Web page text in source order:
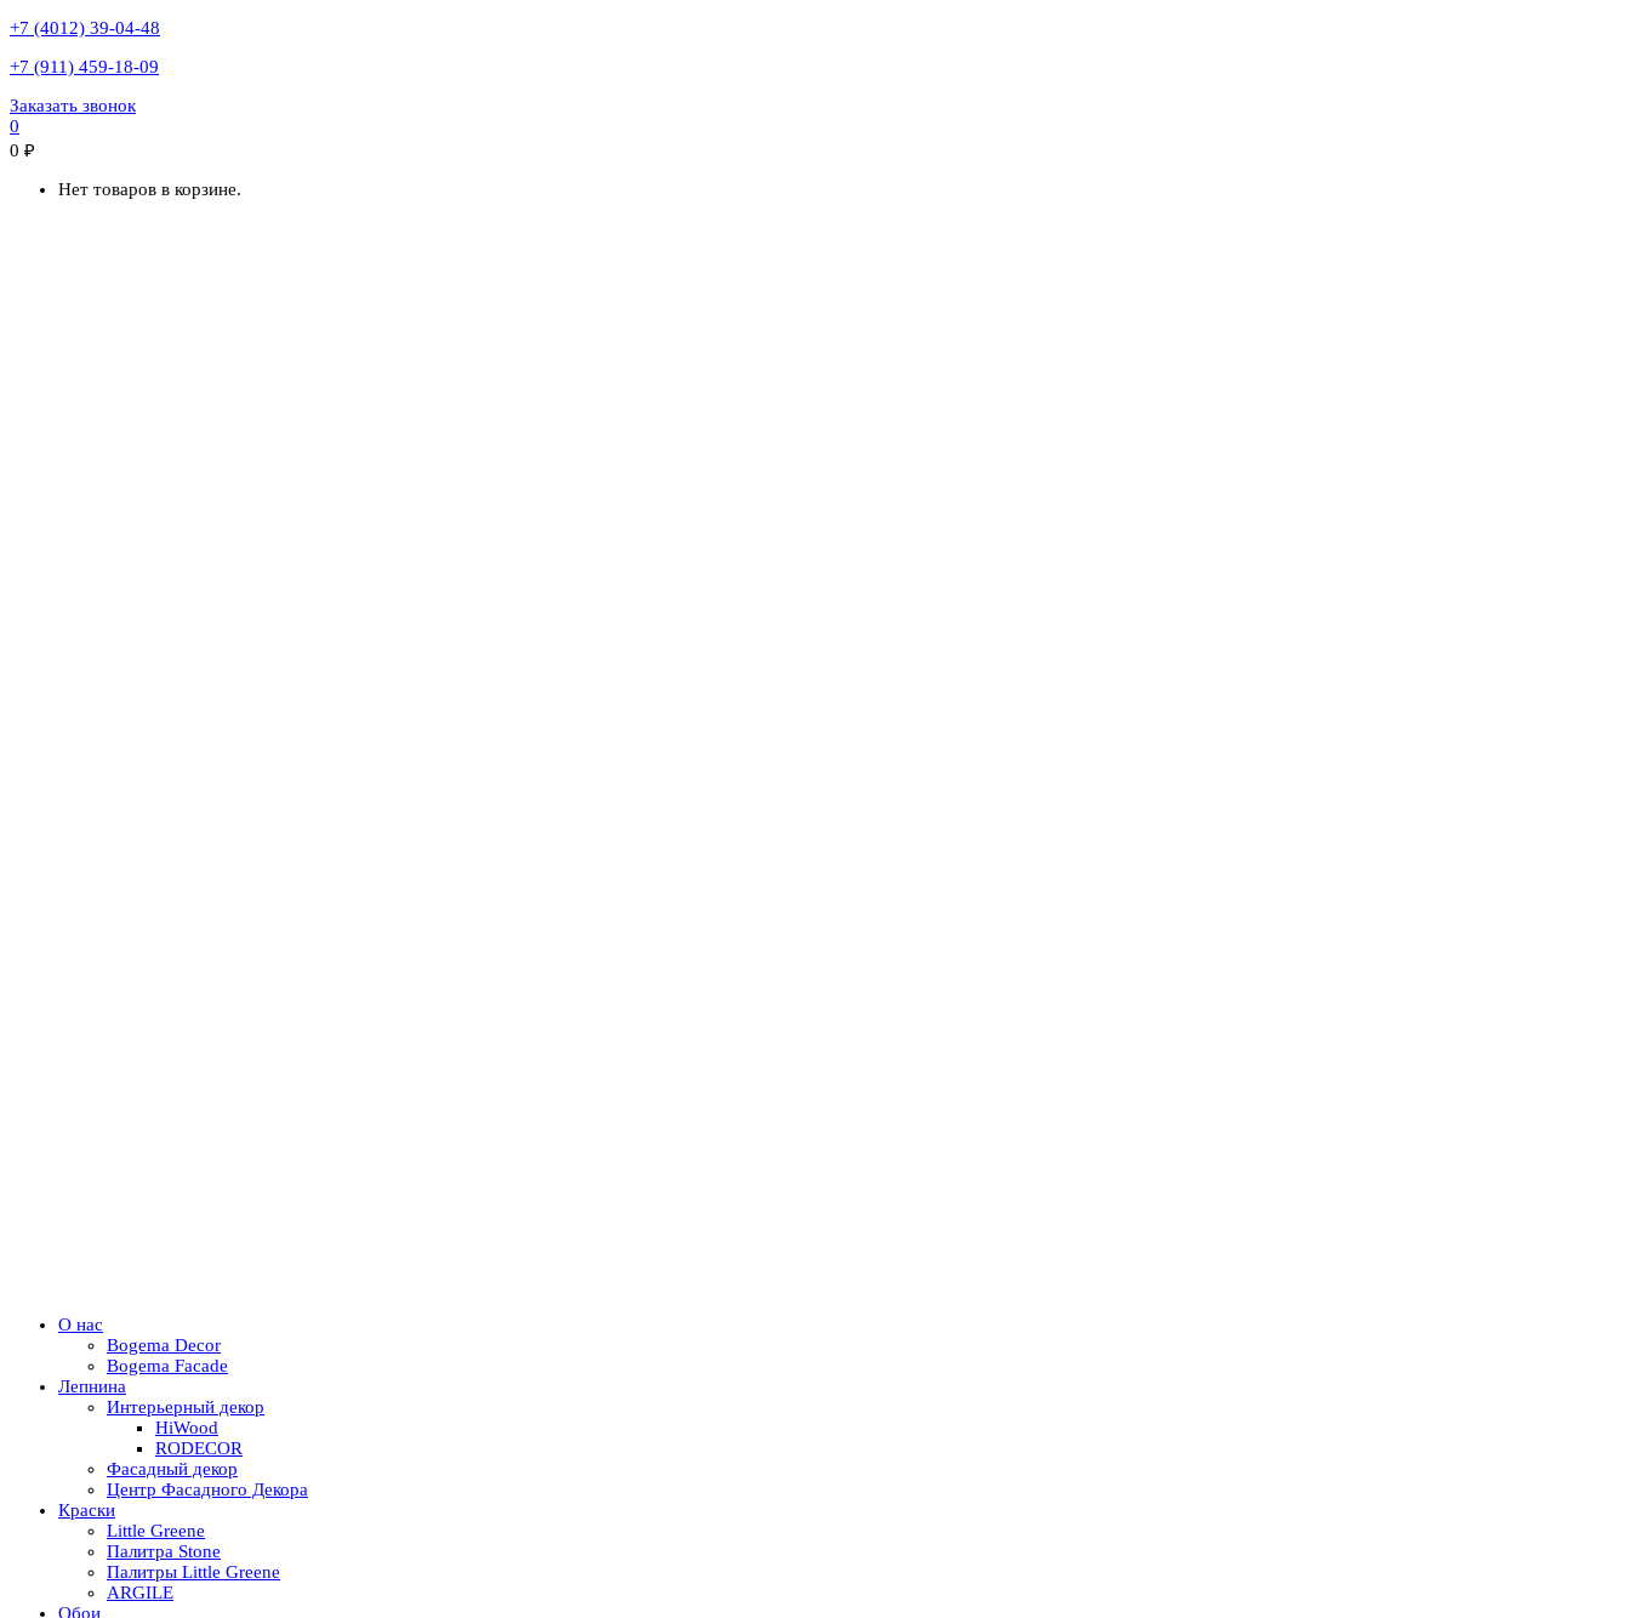
+7 (4012) 39-04-48
+7 (911) 459-18-09
Заказать звонок
0
0 ₽
Нет товаров в корзине.
О нас
Bogema Decor
Bogema Facade
Лепнина
Интерьерный декор
HiWood
RODECOR
Фасадный декор
Центр Фасадного Декора
Краски
Little Greene
Палитра Stone
Палитры Little Greene
ARGILE
Обои